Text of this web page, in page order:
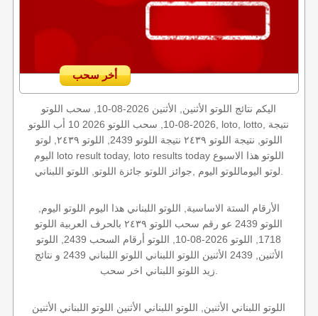
أخر سحب
اليكم نتائج اللوتو الأثنين, الأثنين 2026-08-10, سحب اللوتو
2026-08-10, سحب اللوتو 2026 10 أب اللوتو, loto, lotto, نتيجة
اللوتو, نتيجة اللوتو ٢٤٣٩ نتيجة اللوتو 2439, اللوتو ٢٤٣٩, لوتو
اليوم loto result today, loto results today اللوتو هذا الاسبوع
الأرقام الستة الاساسية, اللوتو اللبناني هذا اليوم اللوتو اليوم,
اللوتو 2439 عو رقم سحب اللوتو ٢٤٣٩ بالحرف العربية اللوتو
1718, اللوتو 2026-08-10, اللوتو أرقام السحب 2439, اللوتو
الأثنين, 2439 الأثنين اللوتو اللبناني اللوتو اللبناني 2439 و نتائج
اللوتو اللبناني الأثنين, اللوتو اللبناني الأثنين اللوتو اللبناني الأثنين